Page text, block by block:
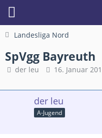
Landesliga Nord
SpVgg Bayreuth
der leu 16. Januar
der leu
A-Jugend